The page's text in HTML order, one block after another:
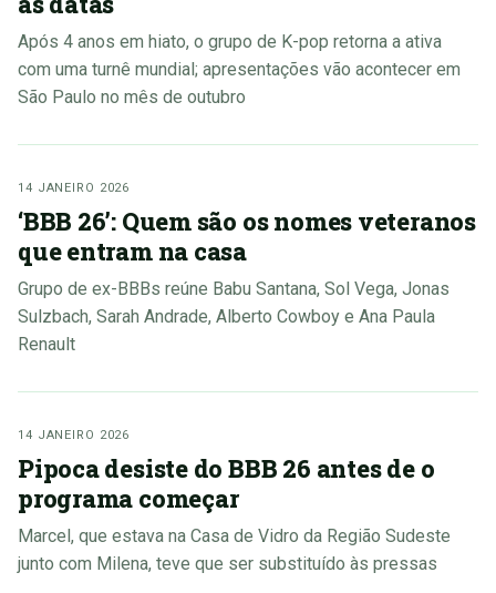
Após 4 anos em hiato, o grupo de K-pop retorna a ativa
com uma turnê mundial; apresentações vão acontecer em
São Paulo no mês de outubro
14 JANEIRO 2026
‘BBB 26’: Quem são os nomes veteranos
que entram na casa
Grupo de ex-BBBs reúne Babu Santana, Sol Vega, Jonas
Sulzbach, Sarah Andrade, Alberto Cowboy e Ana Paula
Renault
14 JANEIRO 2026
Pipoca desiste do BBB 26 antes de o
programa começar
Marcel, que estava na Casa de Vidro da Região Sudeste
junto com Milena, teve que ser substituído às pressas